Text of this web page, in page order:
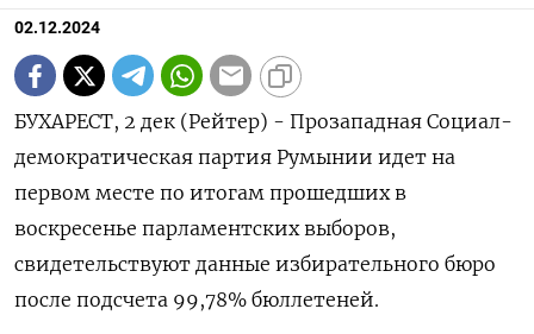
02.12.2024
БУХАРЕСТ, 2 дек (Рейтер) - Прозападная Социал-
демократическая партия Румынии идет на
первом месте по итогам прошедших в
воскресенье парламентских выборов,
свидетельствуют данные избирательного бюро
после подсчета 99,78% бюллетеней.